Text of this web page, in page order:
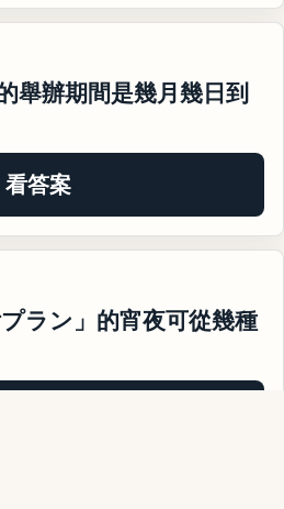
舉辦期間是幾月幾日到
看答案
ラン」的宵夜可從幾種